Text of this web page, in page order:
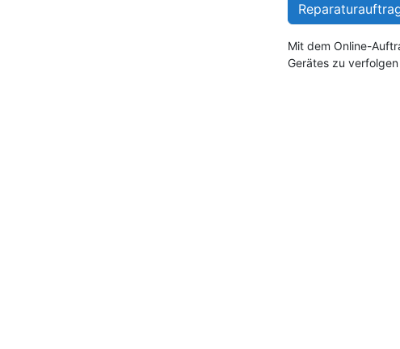
Mit dem Online-
Gerätes zu